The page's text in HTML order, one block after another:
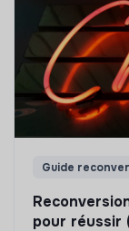
Guide
pour réussir